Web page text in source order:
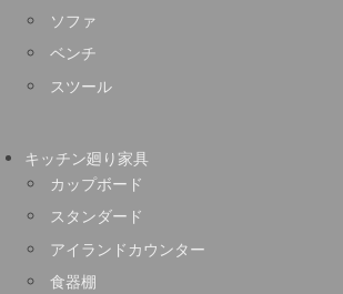
ソファ
ベンチ
スツール
キッチン廻り家具
カップボード
スタンダード
アイランドカウンター
食器棚